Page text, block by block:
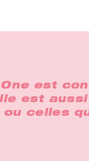
One est
est
celles